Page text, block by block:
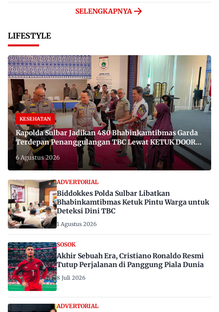
SELENGKAPNYA
LIFESTYLE
KESEHATAN
Kapolda Sulbar Jadikan 480 Bhabinkamtibmas Garda
Terdepan Penanggulangan TBC Lewat KETUK DOORS
di 650 Desa
6 Agustus 2026
ADVERTORIAL
Biddokkes Polda Sulbar Libatkan
Bhabinkamtibmas Ketuk Pintu Warga untuk
Deteksi Dini TBC
1 Agustus 2026
SOSOK
Akhir Sebuah Era, Cristiano Ronaldo Resmi
Tutup Perjalanan di Panggung Piala Dunia
8 Juli 2026
ADVERTORIAL